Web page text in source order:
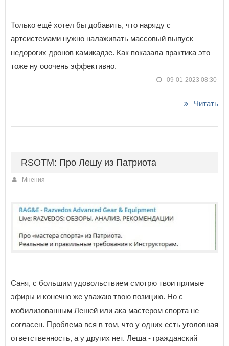
Только ещё хотел бы добавить, что наряду с
артсистемами нужно налаживать массовый выпуск
недорогих дронов камикадзе. Как показала практика это
тоже ну ооочень эффективно.
09-01-2023 08:30
Читать
RSOTM: Про Лешу из Патриота
Мнения
Саня, с большим удовольствием смотрю твои прямые
эфиры и конечно же уважаю твою позицию. Но с
мобилизованным Лешей или ака мастером спорта не
согласен. Проблема вся в том, что у одних есть уголовная
ответственность, а у других нет. Леша - гражданский